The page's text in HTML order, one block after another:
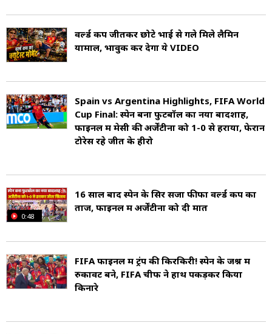
बाद एक विस्तारित गृहयुद्ध हुआ जो 1861 तक चला था.
इसके बाद देश में शांति और स्थिरता आई (Argentina
आंशिक इतालवी वंश है. अर्जेंटीना की संस्कृति, इतालवी
संस्कृति से प्रभावित है (Italian culture In
Argentina).
वर्ल्ड कप जीतकर छोटे भाई से गले मिले लैमिन
यामाल, भावुक कर देगा ये VIDEO
Spain vs Argentina Highlights, FIFA World
Cup Final: स्पेन बना फुटबॉल का नया बादशाह,
फाइनल में मेसी की अर्जेंटीना को 1-0 से हराया, फेरान
टोरेस रहे जीत के हीरो
0:48
16 साल बाद स्पेन के सिर सजा फीफा वर्ल्ड कप का
ताज, फाइनल में अर्जेंटीना को दी मात
FIFA फाइनल में ट्रंप की किरकिरी! स्पेन के जश्न में
रुकावट बने, FIFA चीफ ने हाथ पकड़कर किया
किनारे